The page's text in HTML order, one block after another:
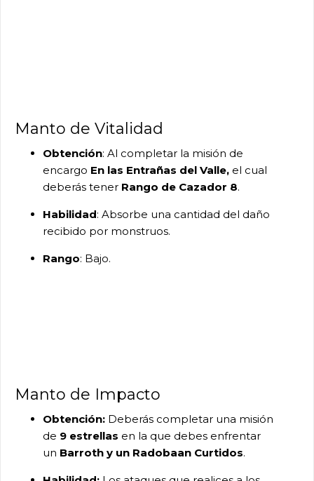
Manto de Vitalidad
Obtención: Al completar la misión de
encargo En las Entrañas del Valle, el cual
deberás tener Rango de Cazador 8.
Habilidad: Absorbe una cantidad del daño
recibido por monstruos.
Rango: Bajo.
Manto de Impacto
Obtención: Deberás completar una misión
de 9 estrellas en la que debes enfrentar
un Barroth y un Radobaan Curtidos.